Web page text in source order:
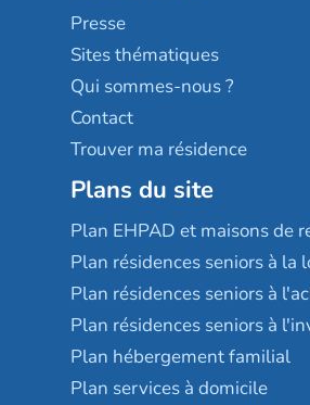
Sérénys
Résidences services Villa
Presse
Sites thématiques
Qui sommes-nous ?
Contact
Trouver ma résidence
Plans du site
Plan EHPAD et maisons de
Plan résidences seniors à la
Plan résidences seniors à
Plan résidences seniors à
Plan hébergement familial
Plan services à domicile